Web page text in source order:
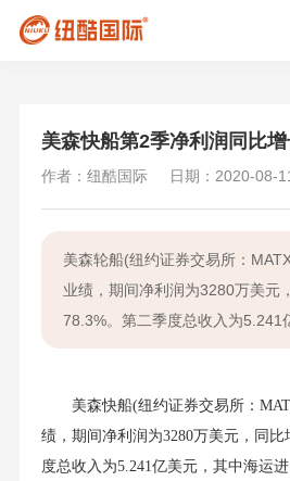
美森快船第2季净利润同比增
作者：纽酷国际 日期：2020-08-
美森轮船(纽约证券交易所：
业绩，期间净利润为3280万美元
78.3%。第二季度总收入为5.241
美森快船(纽约证券交易所：
绩，期间净利润为3280万美元，同比
度总收入为5.241亿美元，其中海运